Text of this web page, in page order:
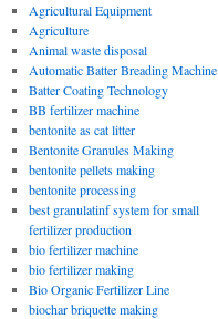
Agricultural Equipment
Agriculture
Animal waste disposal
Automatic Batter Breading Machine
Batter Coating Technology
BB fertilizer machine
bentonite as cat litter
Bentonite Granules Making
bentonite pellets making
bentonite processing
best granulatinf system for small
fertilizer production
bio fertilizer machine
bio fertilizer making
Bio Organic Fertilizer Line
biochar briquette making